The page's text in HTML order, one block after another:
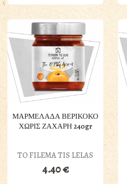
ΜΑΡΜΕΛΑΔΑ ΒΕΡΙΚΟΚΟ
ΧΩΡΙΣ ΖΑΧΑΡΗ 240gr
TO FILEMA TIS LELAS
4.40€